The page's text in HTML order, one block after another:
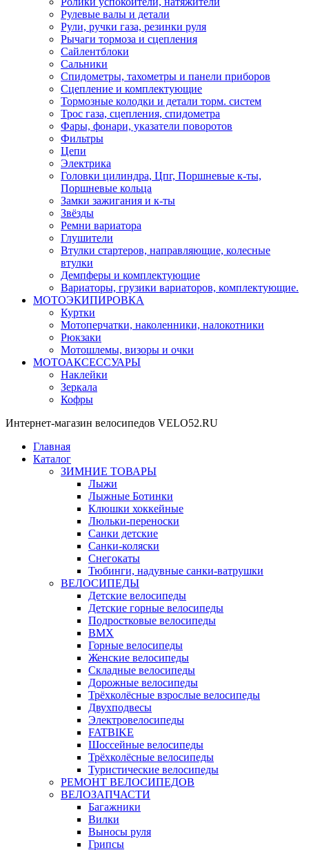
Рулевые валы и детали
Рули, ручки газа, резинки руля
Рычаги тормоза и сцепления
Сайлентблоки
Сальники
Спидометры, тахометры и панели приборов
Сцепление и комплектующие
Тормозные колодки и детали торм. систем
Трос газа, сцепления, спидометра
Фары, фонари, указатели поворотов
Фильтры
Цепи
Электрика
Головки цилиндра, Цпг, Поршневые к-ты,
Поршневые кольца
Замки зажигания и к-ты
Звёзды
Ремни вариатора
Глушители
Втулки стартеров, направляющие, колесные
втулки
Демпферы и комплектующие
Вариаторы, грузики вариаторов, комплектующие.
МОТОЭКИПИРОВКА
Куртки
Мотоперчатки, наколенники, налокотники
Рюкзаки
Мотошлемы, визоры и очки
МОТОАКСЕССУАРЫ
Наклейки
Зеркала
Кофры
Интернет-магазин велосипедов VELO52.RU
Главная
Каталог
ЗИМНИЕ ТОВАРЫ
Лыжи
Лыжные Ботинки
Клюшки хоккейные
Люльки-переноски
Санки детские
Санки-коляски
Снегокаты
Тюбинги, надувные санки-ватрушки
ВЕЛОСИПЕДЫ
Детские велосипеды
Детские горные велосипеды
Подростковые велосипеды
BMX
Горные велосипеды
Женские велосипеды
Складные велосипеды
Дорожные велосипеды
Трёхколёсные взрослые велосипеды
Двухподвесы
Электровелосипеды
FATBIKE
Шоссейные велосипеды
Трёхколёсные велосипеды
Туристические велосипеды
РЕМОНТ ВЕЛОСИПЕДОВ
ВЕЛОЗАПЧАСТИ
Багажники
Вилки
Выносы руля
Грипсы